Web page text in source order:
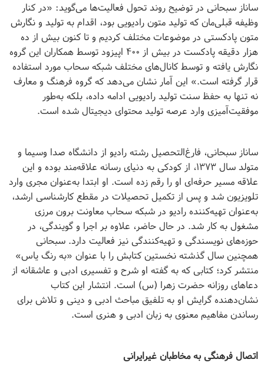
ساناز سبحانی در توضیح روند تحول فعالیت‌ها می‌گوید: «در کنار
وظیفه قبلی‌مان که تولید متون رادیویی بود، اقدام به تولید و نگارش
متون پادکستی در موضوعات مختلف کردیم و تا کنون بیش از ده
هزار دقیقه پادکست در بیش از ۴۰۰ اپیزود توسط همکاران این گروه
نگارش یافته و توسط کانال‌های مختلف شبکه سحاب مورد استفاده
قرار گرفته است.» این آمار نشان می‌دهد که گروه فرهنگ و معارف
نه تنها به حفظ سنت تولید رادیویی ادامه داده، بلکه به‌طور
موفقیت‌آمیزی وارد عرصه تولید محتوای دیجیتال شده است.
ساناز سبحانی، فارغ‌التحصیل رشته رادیو از دانشگاه صدا وسیما و
متولد سال ۱۳۷۳، از کودکی به دنیای رسانه علاقه‌مند بوده و این
علاقه مسیر حرفه‌ای او را رقم زده است. او ابتدا به‌عنوان مجری وارد
تلویزیون شد و پس از تکمیل تحصیلات در مقطع کارشناسی ارشد،
به‌عنوان تهیه‌کننده رادیو در شبکه سحاب معاونت برون مرزی
مشغول به کار شد. در حال حاضر، علاوه بر اجرا و گویندگی، در
حوزه‌های نویسندگی و تهیه‌کنندگی نیز فعالیت دارد. سبحانی
همچنین سال گذشته نخستین کتابش را با عنوان «به رنگ یاس»
منتشر کرد؛ کتابی که به گفته او شرح و تفسیری ادبی و عاشقانه از
دعاهای روزانه حضرت زهرا (س) است. انتشار این کتاب
نشان‌دهنده گرایش او به تلفیق مباحث ادبی و دینی و تلاش برای
رساندن مفاهیم معنوی به زبان ادبی و هنری است.
اتصال فرهنگی به مخاطبان غیرایرانی